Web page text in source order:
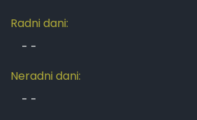
Radni dani:
- -
Neradni dani:
- -